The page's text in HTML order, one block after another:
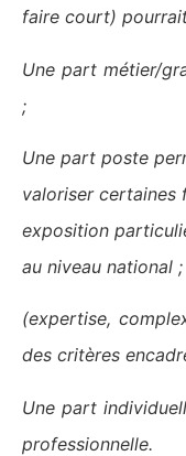
faire court)
Une part métier/
;
Une part poste
valoriser certaines
exposition
au niveau national ;
(expertise,
des critères
Une part
professionnelle.